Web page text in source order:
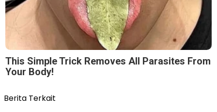
This Simple Trick Removes All Parasites From
Your Body!
Berita Terkait